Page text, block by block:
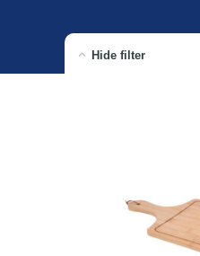
Hide filter